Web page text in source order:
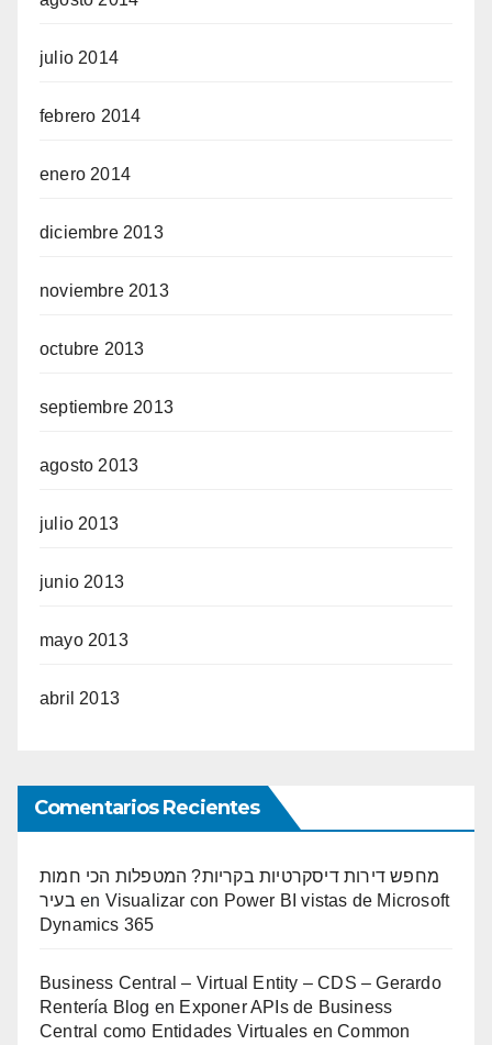
julio 2014
febrero 2014
enero 2014
diciembre 2013
noviembre 2013
octubre 2013
septiembre 2013
agosto 2013
julio 2013
junio 2013
mayo 2013
abril 2013
Comentarios Recientes
מחפש דירות דיסקרטיות בקריות? המטפלות הכי חמות
בעיר en Visualizar con Power BI vistas de Microsoft
Dynamics 365
Business Central – Virtual Entity – CDS – Gerardo
Rentería Blog en Exponer APIs de Business
Central como Entidades Virtuales en Common